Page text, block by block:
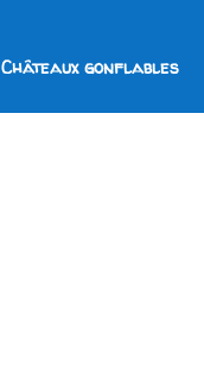
Châteaux gonflables